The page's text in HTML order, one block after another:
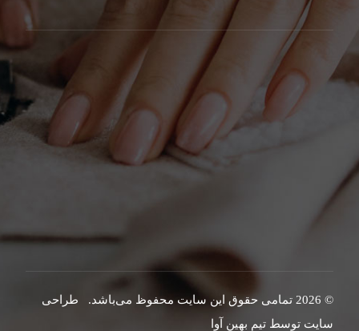
© 2026 تمامی حقوق این سایت محفوظ می‌باشد.
طراحی
سایت توسط تیم بهین آوا